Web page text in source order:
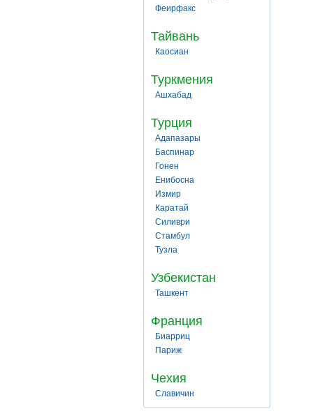
Феирфакс
Тайвань
Каосиан
Туркмения
Ашхабад
Турция
Адапазары
Баспинар
Гонен
Енибосна
Измир
Каратай
Силиври
Стамбул
Тузла
Узбекистан
Ташкент
Франция
Биарриц
Париж
Чехия
Славичин